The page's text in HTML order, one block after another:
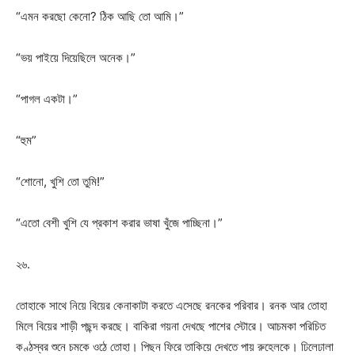
“এমন করছো কেনো? ঠিক আছি তো আমি।”
“ভয় পাইয়ে দিয়েছিলে অনেক।”
“পাগল একটা।”
“হুম”
“শোনো, খুশি তো তুমি!”
“এতো বেশী খুশি যে প্রকাশ করার ভাষা খুঁজে পাচ্ছিনা।”
২৬.
তোহাকে সাথে নিয়ে বিয়ের কেনাকাটা করতে এসেছে রনকের পরিবার। রনক আর তোহা
মিলে বিয়ের শাড়ী পছন্দ করছে। বাকিরা গয়না দেখছে পাশের স্টোরে। আচমকা পরিচিত
কণ্ঠস্বর শুনে চমকে ওঠে তোহা। পিছন ফিরে তাকিয়ে দেখতে পায় রুহেলকে। ঢিলেঢালা